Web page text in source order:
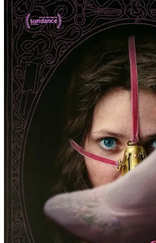
ForsideDen stygge stesøsteren
Den stygge stesøsteren
Film
Elvira drømmer om den smellvakre
skjønnhetsidealer, hun må rydde den
Publisert 13.10.2025